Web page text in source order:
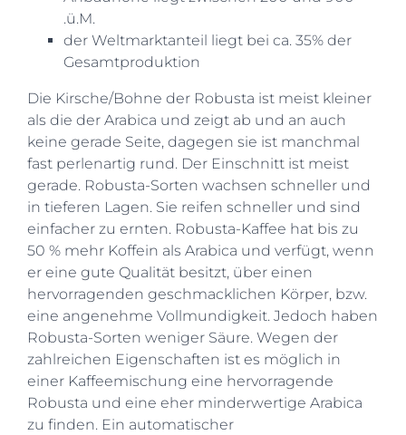
.ü.M.
der Weltmarktanteil liegt bei ca. 35% der
Gesamtproduktion
Die Kirsche/Bohne der Robusta ist meist kleiner
als die der Arabica und zeigt ab und an auch
keine gerade Seite, dagegen sie ist manchmal
fast perlenartig rund. Der Einschnitt ist meist
gerade. Robusta-Sorten wachsen schneller und
in tieferen Lagen. Sie reifen schneller und sind
einfacher zu ernten. Robusta-Kaffee hat bis zu
50 % mehr Koffein als Arabica und verfügt, wenn
er eine gute Qualität besitzt, über einen
hervorragenden geschmacklichen Körper, bzw.
eine angenehme Vollmundigkeit. Jedoch haben
Robusta-Sorten weniger Säure. Wegen der
zahlreichen Eigenschaften ist es möglich in
einer Kaffeemischung eine hervorragende
Robusta und eine eher minderwertige Arabica
zu finden. Ein automatischer